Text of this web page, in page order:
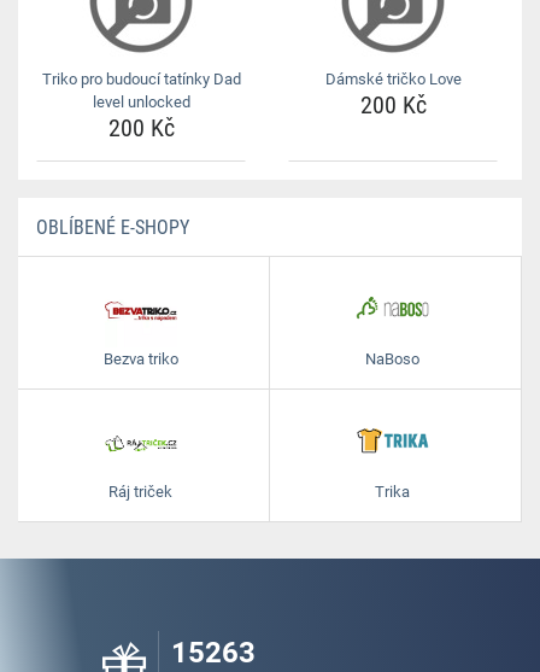
Triko pro budoucí tatínky Dad
level unlocked
200 Kč
Dámské tričko Love
200 Kč
OBLÍBENÉ E-SHOPY
Bezva triko NaBoso
Ráj triček Trika
15263